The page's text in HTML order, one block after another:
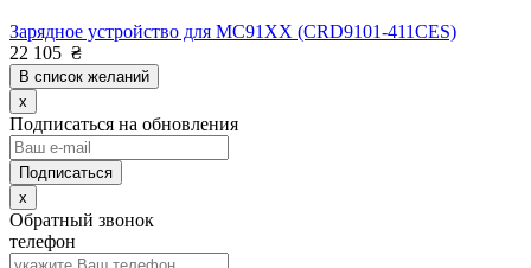
Зарядное устройство для MC91XX (CRD9101-411CES)
22 105 ₴
В список желаний
x
Подписаться на обновления
x
Обратный звонок
телефон